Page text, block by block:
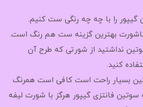
را با چه چه رنگی ست کنیم.
بهترین گزینه ست هم رنگ است.
نداشتید از شورتی که طرح آن
کنید.
بسیار راحت است کافی است همرنگ
فانتزی گیپور هرگز با شورت لیفه